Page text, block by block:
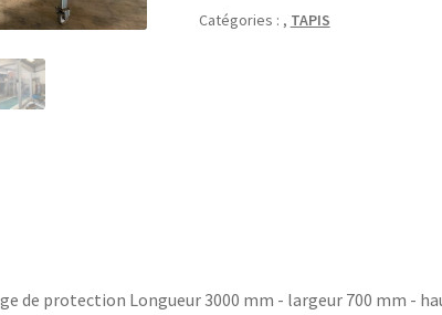
Catégories : , TAPIS
de protection Longueur 3000 mm - largeur 700 mm -